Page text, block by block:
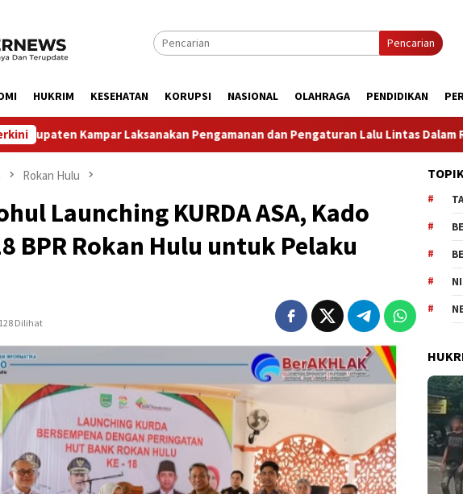
Pencarian
HUKRIM KESEHATAN KORUPSI NASIONAL OLAHRAGA PENDIDIKAN
Pengamanan dan Pengaturan Lalu Lintas Dalam Rangka Kunjungan Menteri
Rokan Hulu
Launching KURDA ASA, Kado
BPR Rokan Hulu untuk Pelaku
128 Dilihat